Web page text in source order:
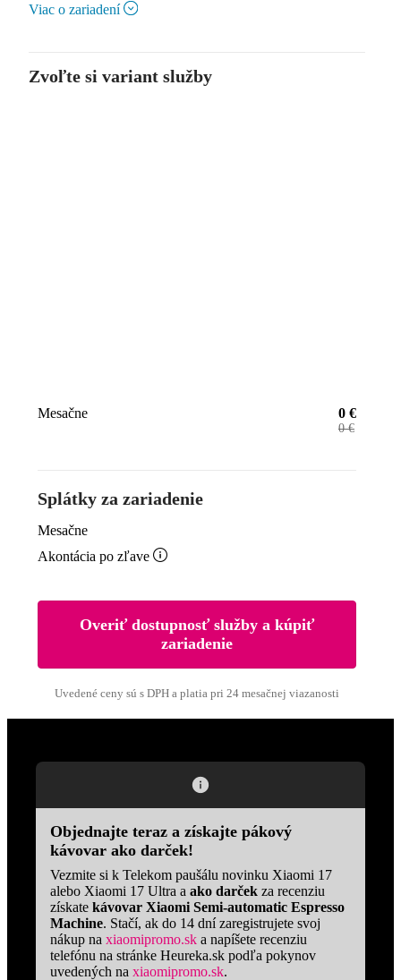
Viac o zariadení
Zvoľte si variant služby
Mesačne 0 €
0€
Splátky za zariadenie
Mesačne
Akontácia po zľave 
Overiť dostupnosť služby a kúpiť
zariadenie
Uvedené ceny sú s DPH a platia pri 24 mesačnej viazanosti
Objednajte teraz a získajte pákový
kávovar ako darček!
Vezmite si k Telekom paušálu novinku Xiaomi 17
alebo Xiaomi 17 Ultra a ako darček za recenziu
získate kávovar Xiaomi Semi-automatic Espresso
Machine. Stačí, ak do 14 dní zaregistrujete svoj
nákup na xiaomipromo.sk a napíšete recenziu
telefónu na stránke Heureka.sk podľa pokynov
uvedených na xiaomipromo.sk.